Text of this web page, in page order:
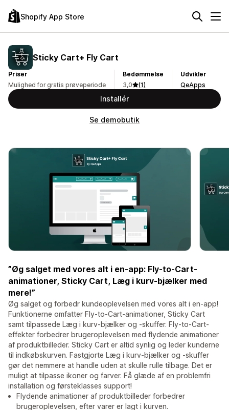
Shopify App Store
Sticky Cart+ Fly Cart
Priser
Mulighed for gratis prøveperiode
Bedømmelse
3,0
(1)
Udvikler
QeApps
Installér
Se demobutik
”Øg salget med vores alt i en-app: Fly-to-Cart-
animationer, Sticky Cart, Læg i kurv-bjælker med
mere!”
Øg salget og forbedr kundeoplevelsen med vores alt i en-app!
Funktionerne omfatter Fly-to-Cart-animationer, Sticky Cart
samt tilpassede Læg i kurv-bjælker og -skuffer. Fly-to-Cart-
effekter forbedrer brugeroplevelsen med flydende animationer
af produktbilleder. Sticky Cart er altid synlig og leder kunderne
til indkøbskurven. Fastgjorte Læg i kurv-bjælker og -skuffer
gør det nemmere at handle uden at skulle rulle tilbage. Det er
muligt at tilpasse ikoner og farver. Få glæde af en problemfri
installation og førsteklasses support!
Flydende animationer af produktbilleder forbedrer
brugeroplevelsen, efter varer er lagt i kurven.